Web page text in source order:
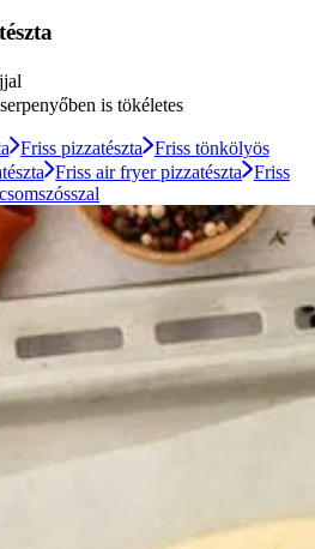
is tökéletes
Friss pizzatészta Friss tönkölyös
Friss air fryer pizzatészta Friss